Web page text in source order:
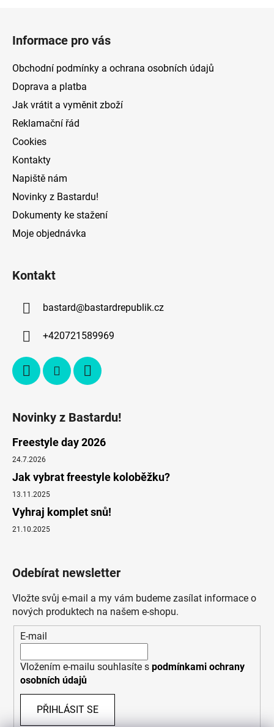
v
Informace pro vás
Obchodní podmínky a ochrana osobních údajů
Doprava a platba
Jak vrátit a vyměnit zboží
Reklamační řád
Cookies
Kontakty
Napiště nám
Novinky z Bastardu!
Dokumenty ke stažení
Moje objednávka
Kontakt
bastard@bastardrepublik.cz
+420721589969
Novinky z Bastardu!
Freestyle day 2026
24.7.2026
Jak vybrat freestyle koloběžku?
13.11.2025
Vyhraj komplet snů!
21.10.2025
Odebírat newsletter
Vložte svůj e-mail a my vám budeme zasílat informace o
nových produktech na našem e-shopu.
E-mail
Vložením e-mailu souhlasíte s podmínkami ochrany
osobních údajů
PŘIHLÁSIT SE